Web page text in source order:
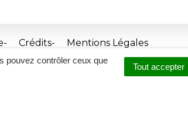
pouvez contrôler ceux que
Tout accepter
Crédits Mentions Légales